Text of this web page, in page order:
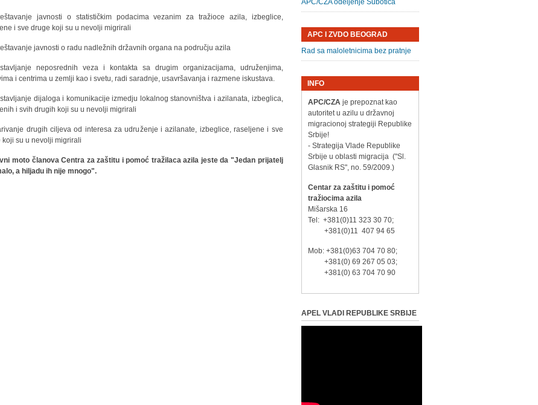
javnosti o statističkim podacima vezanim za tražioce azila, izbeglice,
i sve druge koji su u nevolji migrirali
javnosti o radu nadležnih državnih organa na području azila
neposrednih veza i kontakta sa drugim organizacijama, udruženjima,
i centrima u zemlji kao i svetu, radi saradnje, usavršavanja i razmene iskustava.
dijaloga i komunikacije izmedju lokalnog stanovništva i azilanata, izbeglica,
i svih drugih koji su u nevolji migrirali
drugih ciljeva od interesa za udruženje i azilanate, izbeglice, raseljene i sve
koji su u nevolji migrirali
moto članova Centra za zaštitu i pomoć tražilaca azila jeste da "Jedan prijatelj
a hiljadu ih nije mnogo".
APC/CZA odeljenje Subotica
APC I ZVDO BEOGRAD
Rad sa maloletnicima bez pratnje
INFO
APC/CZAje prepoznat kao
autoritet u azilu u državnoj
migracionoj strategiji Republike
Srbije!
- Strategija Vlade Republike
Srbije u oblasti migracija ("Sl.
Glasnik RS", no. 59/2009.)
Centar za zaštitu i pomoć
tražiocima azila
Mišarska 16
Tel: +381(0)11 323 30 70;
+381(0)11 407 94 65
Mob: +381(0)63 704 70 80;
+381(0) 69 267 05 03;
+381(0) 63 704 70 90
APEL VLADI REPUBLIKE SRBIJE